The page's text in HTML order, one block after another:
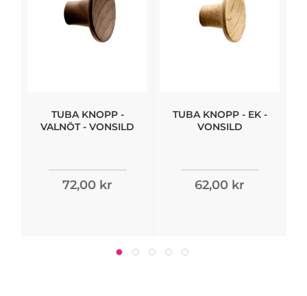
TUBA KNOPP -
VALNÖT - VONSILD
72,00 kr
TUBA KNOPP - EK -
VONSILD
62,00 kr